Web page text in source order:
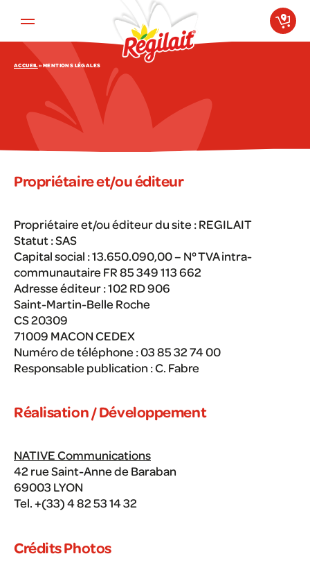
ACCUEIL»MENTIONS LÉGALES
Propriétaire et/ou éditeur
Propriétaire et/ou éditeur du site : REGILAIT
Statut : SAS
Capital social : 13.650.090,00 – N° TVA intra-
communautaire FR 85 349 113 662
Adresse éditeur : 102 RD 906
Saint-Martin-Belle Roche
CS 20309
71009 MACON CEDEX
Numéro de téléphone : 03 85 32 74 00
Responsable publication : C. Fabre
Réalisation / Développement
NATIVE Communications
42 rue Saint-Anne de Baraban
69003 LYON
Tel. +(33) 4 82 53 14 32
Crédits Photos